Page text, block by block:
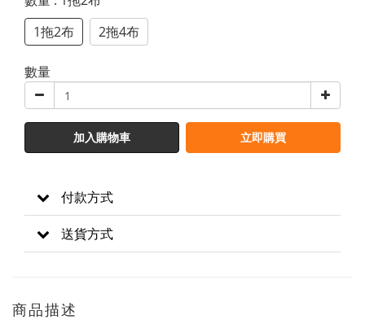
1拖2布
2拖4布
數量
加入購物車 立即購買
付款方式
送貨方式
商品描述